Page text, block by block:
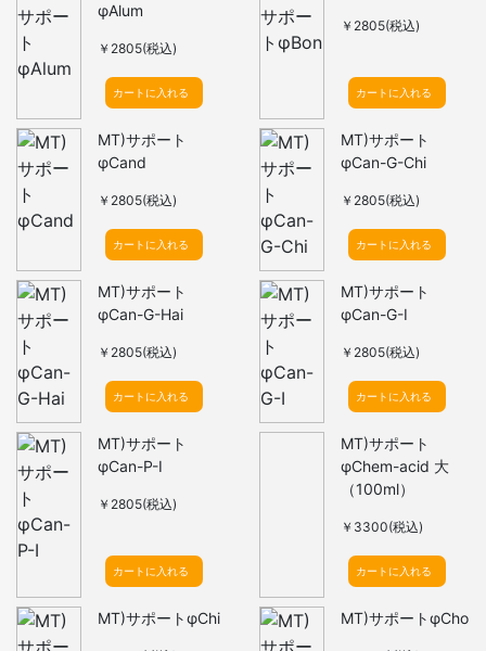
φAlum
￥2805(税込)
カートに入れる
￥2805(税込)
カートに入れる
MT)サポート
φCand
￥2805(税込)
カートに入れる
MT)サポート
φCan-G-Chi
￥2805(税込)
カートに入れる
MT)サポート
φCan-G-Hai
￥2805(税込)
カートに入れる
MT)サポート
φCan-G-I
￥2805(税込)
カートに入れる
MT)サポート
φCan-P-I
￥2805(税込)
カートに入れる
MT)サポート
φChem-acid 大
（100ml）
￥3300(税込)
カートに入れる
MT)サポートφChi MT)サポートφCho